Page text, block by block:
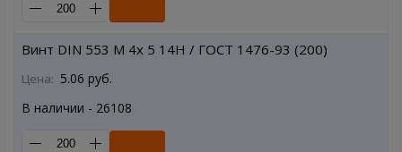
Винт DIN 553 M 4x 5 14H / ГОСТ 1476-93 (200)
Цена: 5.06 руб.
В наличии - 26108